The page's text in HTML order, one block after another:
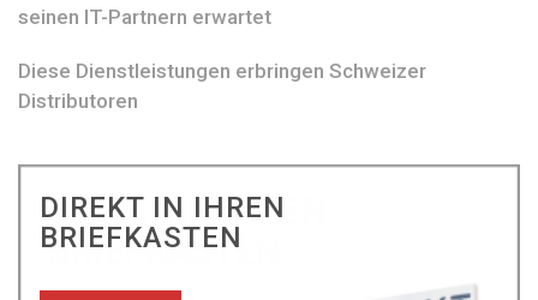
seinen IT-Partnern erwartet
Diese Dienstleistungen erbringen Schweizer
Distributoren
DIREKT IN IHREN
BRIEFKASTEN